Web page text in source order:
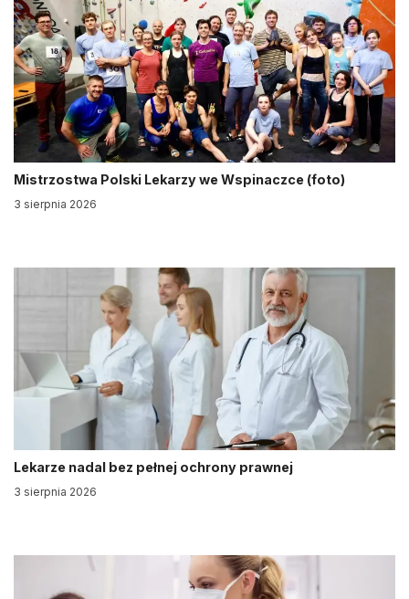
Mistrzostwa Polski Lekarzy we Wspinaczce (foto)
3 sierpnia 2026
Lekarze nadal bez pełnej ochrony prawnej
3 sierpnia 2026